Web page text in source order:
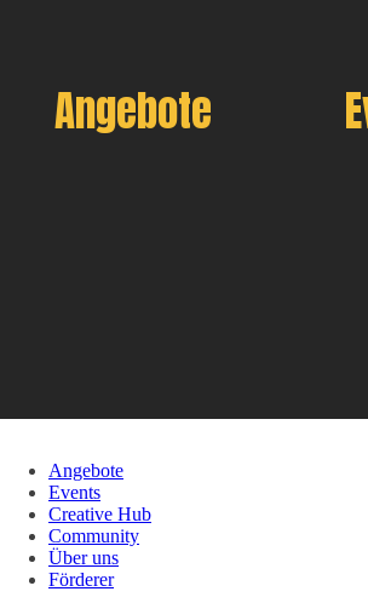
Angebote
Angebote
Events
Creative Hub
Community
Über uns
Förderer